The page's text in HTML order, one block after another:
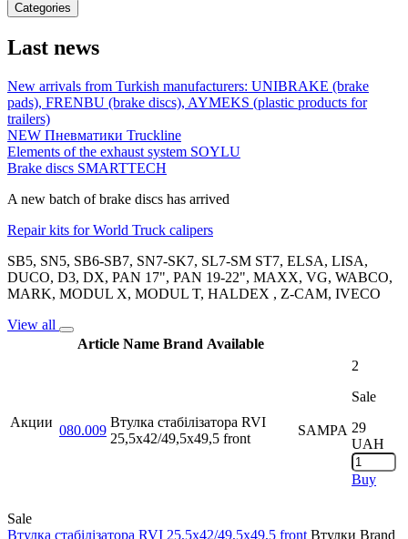
Categories
Last news
New arrivals from Turkish manufacturers: UNIBRAKE (brake
pads), FRENBU (brake discs), AYMEKS (plastic products for
trailers)
NEW Пневматики Truckline
Elements of the exhaust system SOYLU
Brake discs SMARTTECH
A new batch of brake discs has arrived
Repair kits for World Truck calipers
SB5, SN5, SB6-SB7, SN7-SK7, SL7-SM ST7, ELSA, LISA,
DUCO, D3, DX, PAN 17", PAN 19-22", MAXX, VG, WABCO,
MARK, MODUL X, MODUL T, HALDEX , Z-CAM, IVECO
View all
Article Name Brand Available
Акции
080.009
Втулка стабілізатора RVI
25,5x42/49,5x49,5 front
SAMPA
2
Sale
29
UAH
Buy
Sale
Втулка стабілізатора RVI 25,5x42/49,5x49,5 front Втулки Brand